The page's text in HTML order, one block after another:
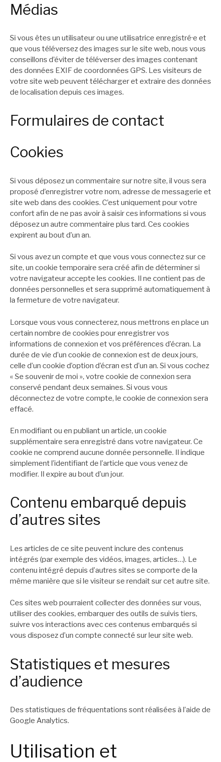
Médias
Si vous êtes un utilisateur ou une utilisatrice enregistré·e et
que vous téléversez des images sur le site web, nous vous
conseillons d’éviter de téléverser des images contenant
des données EXIF de coordonnées GPS. Les visiteurs de
votre site web peuvent télécharger et extraire des données
de localisation depuis ces images.
Formulaires de contact
Cookies
Si vous déposez un commentaire sur notre site, il vous sera
proposé d’enregistrer votre nom, adresse de messagerie et
site web dans des cookies. C’est uniquement pour votre
confort afin de ne pas avoir à saisir ces informations si vous
déposez un autre commentaire plus tard. Ces cookies
expirent au bout d’un an.
Si vous avez un compte et que vous vous connectez sur ce
site, un cookie temporaire sera créé afin de déterminer si
votre navigateur accepte les cookies. Il ne contient pas de
données personnelles et sera supprimé automatiquement à
la fermeture de votre navigateur.
Lorsque vous vous connecterez, nous mettrons en place un
certain nombre de cookies pour enregistrer vos
informations de connexion et vos préférences d’écran. La
durée de vie d’un cookie de connexion est de deux jours,
celle d’un cookie d’option d’écran est d’un an. Si vous cochez
« Se souvenir de moi », votre cookie de connexion sera
conservé pendant deux semaines. Si vous vous
déconnectez de votre compte, le cookie de connexion sera
effacé.
En modifiant ou en publiant un article, un cookie
supplémentaire sera enregistré dans votre navigateur. Ce
cookie ne comprend aucune donnée personnelle. Il indique
simplement l’identifiant de l’article que vous venez de
modifier. Il expire au bout d’un jour.
Contenu embarqué depuis
d’autres sites
Les articles de ce site peuvent inclure des contenus
intégrés (par exemple des vidéos, images, articles…). Le
contenu intégré depuis d’autres sites se comporte de la
même manière que si le visiteur se rendait sur cet autre site.
Ces sites web pourraient collecter des données sur vous,
utiliser des cookies, embarquer des outils de suivis tiers,
suivre vos interactions avec ces contenus embarqués si
vous disposez d’un compte connecté sur leur site web.
Statistiques et mesures
d’audience
Des statistiques de fréquentations sont réalisées à l’aide de
Google Analytics.
Utilisation et